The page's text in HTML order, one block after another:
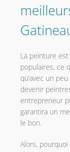
La peinture
populaires, ce
qu’avec un
devenir
entrepreneur
garantira un
le bon.
Alors,